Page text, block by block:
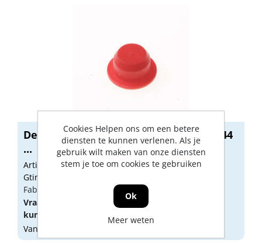
Demu afsluitdop nippel pvc plastic 2244
...
Artikelnummer: 1132319
Gtin:
Fabrikant artikel nummer: 1000200650
Vraag een
aan oflog in
kunnen zien.
Vandaag besteld, morgen geleverd
Cookies Helpen ons om een betere
diensten te kunnen verlenen. Als je
gebruik wilt maken van onze diensten
stem je toe om cookies te gebruiken
Ok
Meer weten